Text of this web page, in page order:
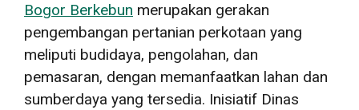
Bogor Berkebun merupakan gerakan
pengembangan pertanian perkotaan yang
meliputi budidaya, pengolahan, dan
pemasaran, dengan memanfaatkan lahan dan
sumberdaya yang tersedia. Inisiatif Dinas